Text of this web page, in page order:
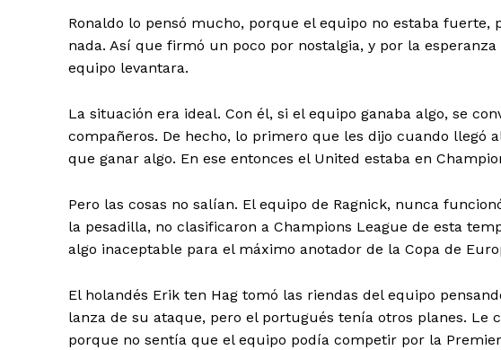
Ronaldo lo pensó mucho, porque el equipo no estaba
nada. Así que firmó un poco por nostalgia, y por la
equipo levantara.
La situación era ideal. Con él, si el equipo ganaba algo, se
compañeros. De hecho, lo primero que les dijo cuando llegó
que ganar algo. En ese entonces el United estaba en
Pero las cosas no salían. El equipo de Ragnick, nunca
la pesadilla, no clasificaron a Champions League de esta
algo inaceptable para el máximo anotador de la Copa de
El holandés Erik ten Hag tomó las riendas del equipo
lanza de su ataque, pero el portugués tenía otros planes.
porque no sentía que el equipo podía competir por la